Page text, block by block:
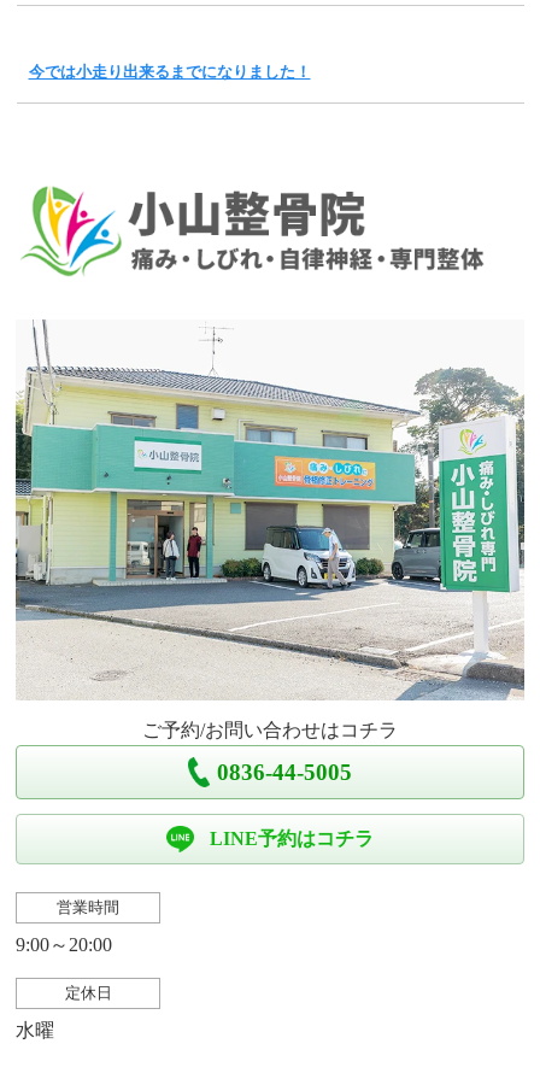
今では小走り出来るまでになりました！
ご予約/お問い合わせはコチラ
0836-44-5005
LINE予約はコチラ
営業時間
9:00～20:00
定休日
水曜